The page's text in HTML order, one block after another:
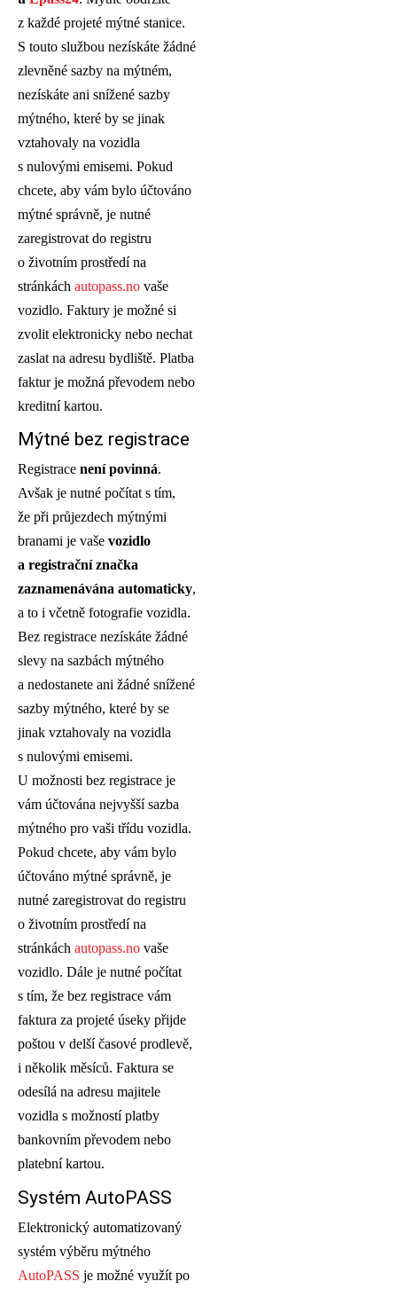
z každé projeté mýtné stanice.
S touto službou nezískáte žádné
zlevněné sazby na mýtném,
nezískáte ani snížené sazby
mýtného, které by se jinak
vztahovaly na vozidla
s nulovými emisemi. Pokud
chcete, aby vám bylo účtováno
mýtné správně, je nutné
zaregistrovat do registru
o životním prostředí na
stránkách autopass.no vaše
vozidlo. Faktury je možné si
zvolit elektronicky nebo nechat
zaslat na adresu bydliště. Platba
faktur je možná převodem nebo
kreditní kartou.
Mýtné bez registrace
Registrace není povinná.
Avšak je nutné počítat s tím,
že při průjezdech mýtnými
branami je vaše vozidlo
a registrační značka
zaznamenávána automaticky,
a to i včetně fotografie vozidla.
Bez registrace nezískáte žádné
slevy na sazbách mýtného
a nedostanete ani žádné snížené
sazby mýtného, které by se
jinak vztahovaly na vozidla
s nulovými emisemi.
U možnosti bez registrace je
vám účtována nejvyšší sazba
mýtného pro vaši třídu vozidla.
Pokud chcete, aby vám bylo
účtováno mýtné správně, je
nutné zaregistrovat do registru
o životním prostředí na
stránkách autopass.no vaše
vozidlo. Dále je nutné počítat
s tím, že bez registrace vám
faktura za projeté úseky přijde
poštou v delší časové prodlevě,
i několik měsíců. Faktura se
odesílá na adresu majitele
vozidla s možností platby
bankovním převodem nebo
platební kartou.
Systém AutoPASS
Elektronický automatizovaný
systém výběru mýtného
AutoPASS je možné využít po